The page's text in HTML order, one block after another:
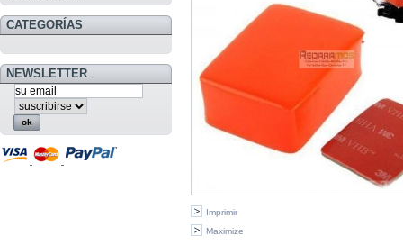
CATEGORÍAS
NEWSLETTER
Imprimir
Maximize